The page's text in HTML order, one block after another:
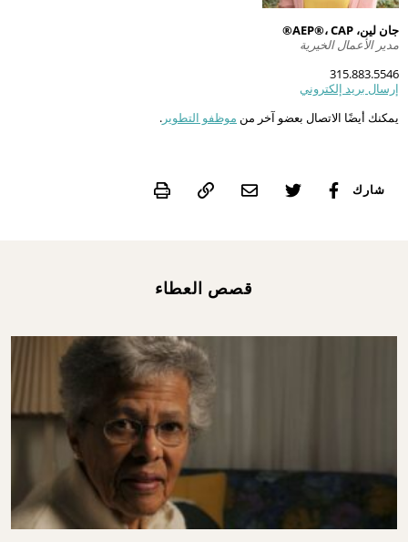
جان لين، AEP®، CAP®
مدير الأعمال الخيرية
315.883.5546
إرسال بريد إلكتروني
يمكنك أيضًا الاتصال بعضو آخر من موظفو التطوير .
شارك Print
قصص العطاء